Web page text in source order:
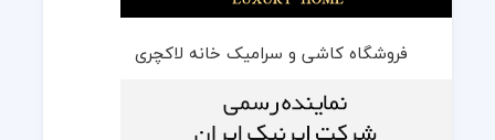
فروشگاه کاشی و سرامیک خانه لاکچری